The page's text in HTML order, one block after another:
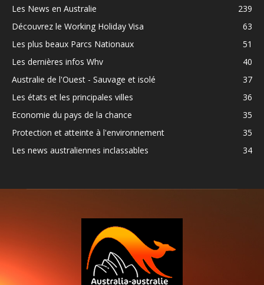
Les News en Australie
239
Découvrez le Working Holiday Visa
63
Les plus beaux Parcs Nationaux
51
Les dernières infos Whv
40
Australie de l'Ouest - Sauvage et isolé
37
Les états et les principales villes
36
Economie du pays de la chance
35
Protection et atteinte à l'environnement
35
Les news australiennes inclassables
34